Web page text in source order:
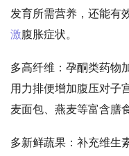
发育所需营养，还能有
激腹胀症状。
多高纤维：孕酮类药物
用力排便增加腹压对子
麦面包、燕麦等富含膳
多新鲜蔬果：补充维生